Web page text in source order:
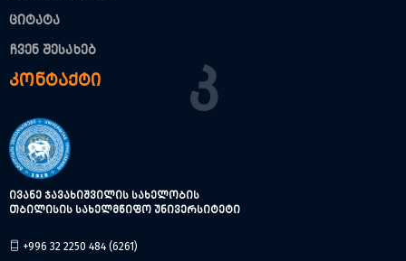
ციტატა
ჩვენ შესახებ
კონტაქტი Კ
ივანე ჯავახიშვილის სახელობის
თბილისის სახელმწიფო უნივერსიტეტი
+996 32 2250 484 (6261)